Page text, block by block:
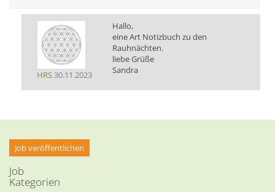
HRS 30.11.2023
Hallo,
eine Art Notizbuch zu den
Rauhnächten.
liebe Grüße
Sandra
Job veröffentlichen
Job
Kategorien